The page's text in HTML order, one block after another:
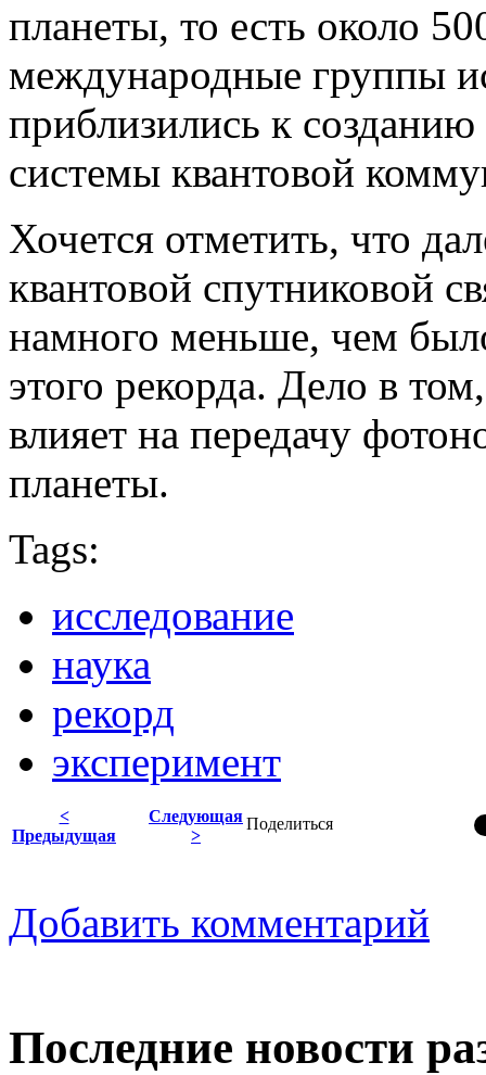
планеты, то есть около
международные группы
приблизились к
системы квантовой
Хочется отметить, что
квантовой спутниковой
намного меньше, чем
этого рекорда. Дело в
влияет на передачу
планеты.
Tags:
исследование
наука
рекорд
эксперимент
Поделиться
<
Предыдущая
Следующая
>
Добавить комментарий
Последние новости